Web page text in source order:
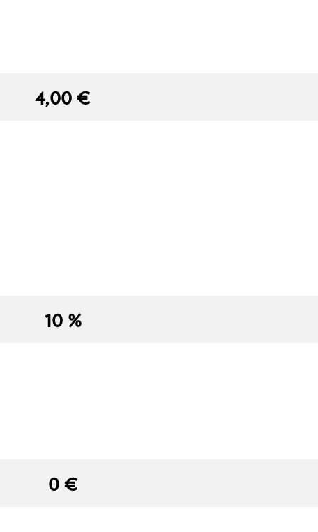
4,00 €
10 %
0 €